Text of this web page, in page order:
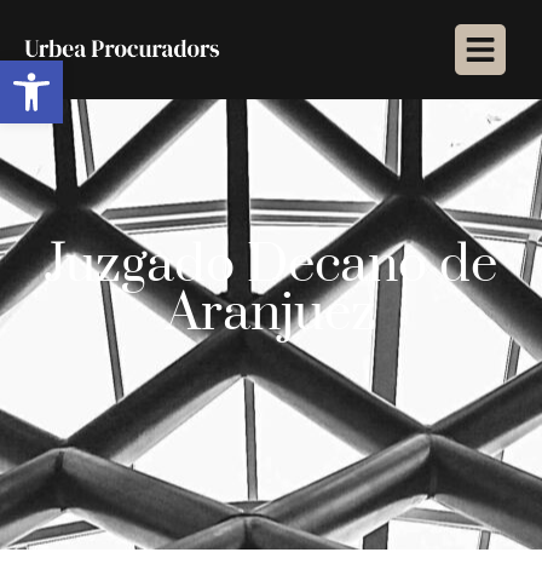
Abrir barra de herramientas
Juzgado Decano de
Aranjuez